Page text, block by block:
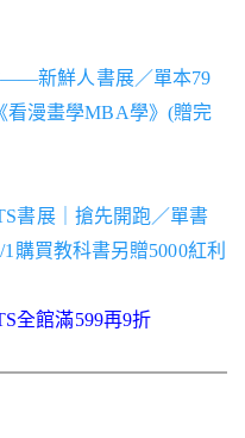
——新鮮人書展／單本79
看漫畫學MBA學》(贈完
書展｜搶先開跑／單書
購買教科書另贈5000紅利
全館滿599再9折